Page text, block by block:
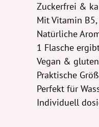
Zuckerfrei &
Mit Vitamin B5,
Natürliche
1 Flasche
Vegan &
Praktische
Perfekt für
Individuell